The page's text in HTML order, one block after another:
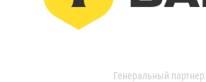
Генеральный партнер